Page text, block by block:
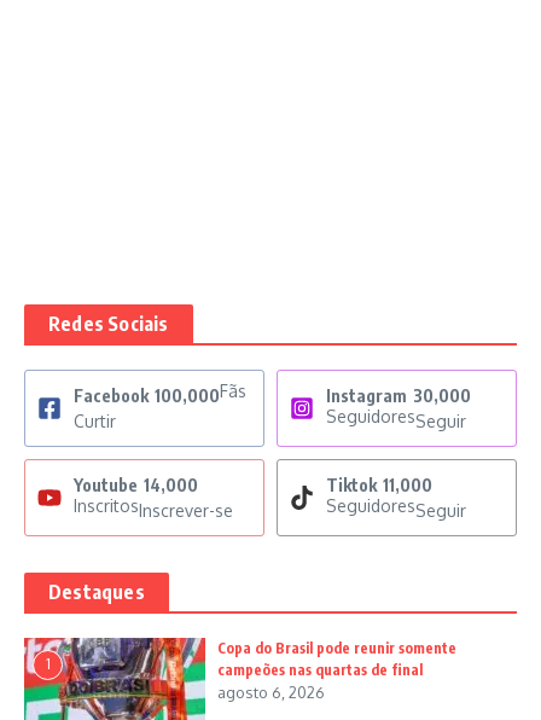
Redes Sociais
Facebook 100,000Fãs
Curtir
Instagram 30,000
SeguidoresSeguir
Youtube 14,000
InscritosInscrever-se
Tiktok 11,000
SeguidoresSeguir
Destaques
1
Copa do Brasil pode reunir somente
campeões nas quartas de final
agosto 6, 2026